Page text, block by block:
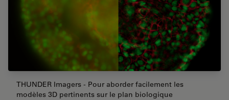
THUNDER Imagers - Pour aborder facilement les
modèles 3D pertinents sur le plan biologique